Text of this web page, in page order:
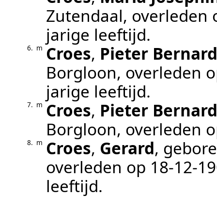
Zutendaal, overleden
jarige leeftijd.
6. m Croes, Pieter
Borgloon, overleden
jarige leeftijd.
7. m Croes, Pieter
Borgloon, overleden
8. m Croes, Gerard,
overleden op
leeftijd.